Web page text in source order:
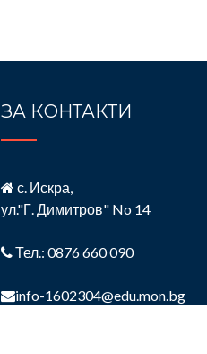
ЗА КОНТАКТИ
с. Искра,
ул."Г. Димитров" No 14
Тел.: 0876 660 090
info-1602304@edu.mon.bg